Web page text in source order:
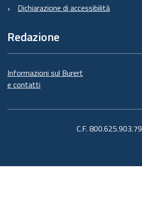
Dichiarazione di accessibilità
Redazione
Informazioni sul Burert
e contatti
C.F. 800.625.903.79